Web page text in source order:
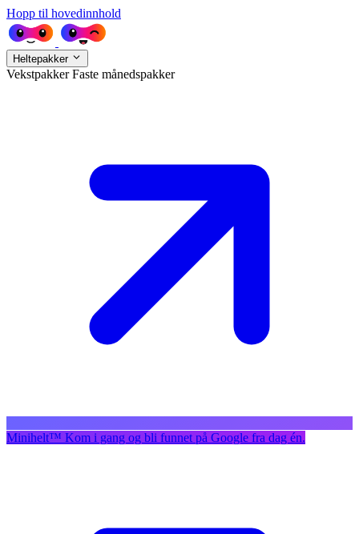
Hopp til hovedinnhold
Heltepakker
VekstpakkerFaste månedspakker
Minihelt™ Kom i gang og bli funnet på Google fra dag én.